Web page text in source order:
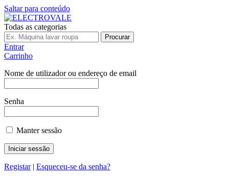
Saltar para conteúdo
Todas as categorias
Procurar
Entrar
Carrinho
Nome de utilizador ou endereço de email
Senha
Manter sessão
Registar| Esqueceu-se da senha?